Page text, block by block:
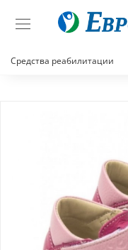
Средства реабилитации